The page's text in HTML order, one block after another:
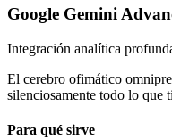
Google Gemini
Integración analítica
El cerebro ofimático
silenciosamente todo lo que
Para qué sirve